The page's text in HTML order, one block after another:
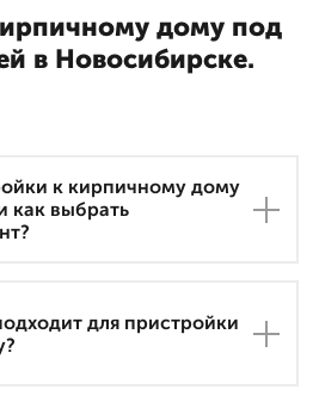
дому под
в Новосибирске.
к кирпичному дому
как выбрать
для пристройки